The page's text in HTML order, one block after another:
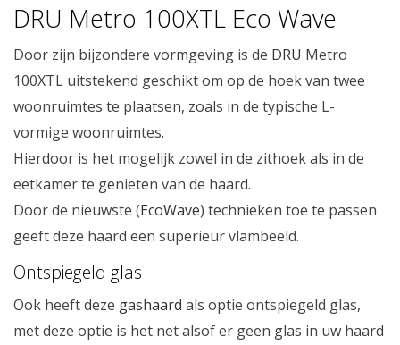
DRU Metro 100XTL Eco Wave
Door zijn bijzondere vormgeving is de DRU Metro
100XTL uitstekend geschikt om op de hoek van twee
woonruimtes te plaatsen, zoals in de typische L-
vormige woonruimtes.
Hierdoor is het mogelijk zowel in de zithoek als in de
eetkamer te genieten van de haard.
Door de nieuwste (EcoWave) technieken toe te passen
geeft deze haard een superieur vlambeeld.
Ontspiegeld glas
Ook heeft deze gashaard als optie ontspiegeld glas,
met deze optie is het net alsof er geen glas in uw haard